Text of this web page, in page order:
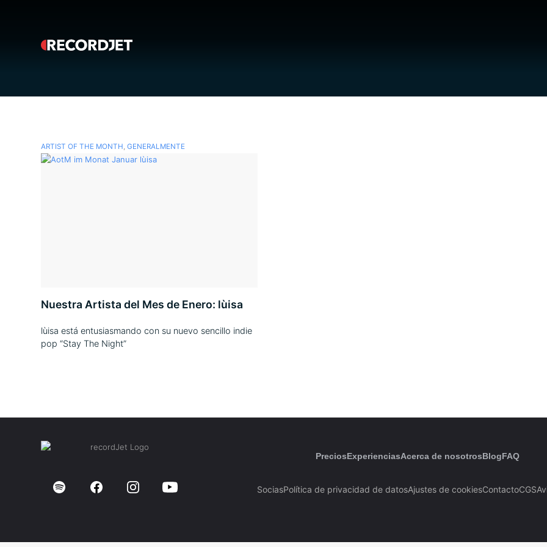
ARTIST OF THE MONTH, GENERALMENTE
Nuestra Artista del Mes de Enero: lùisa
lùisa está entusiasmando con su nuevo sencillo indie
pop “Stay The Night”
PreciosExperienciasAcerca de nosotrosBlogFAQ
SociasPolítica de privacidad de datosAjustes de cookiesContactoCGS